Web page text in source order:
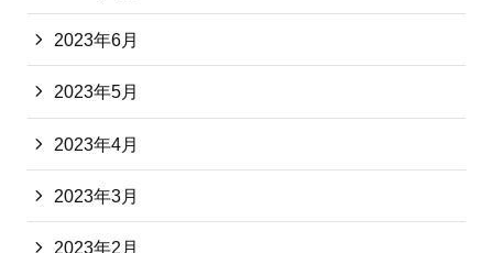
2023年6月
2023年5月
2023年4月
2023年3月
2023年2月